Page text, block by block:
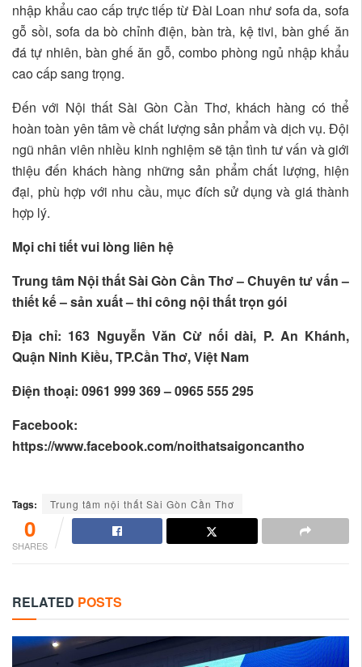
nhập khẩu cao cấp trực tiếp từ Đài Loan như sofa da, sofa
gỗ sồi, sofa da bò chỉnh điện, bàn trà, kệ tivi, bàn ghế ăn
đá tự nhiên, bàn ghế ăn gỗ, combo phòng ngủ nhập khẩu
cao cấp sang trọng.
Đến với Nội thất Sài Gòn Cần Thơ, khách hàng có thể
hoàn toàn yên tâm về chất lượng sản phẩm và dịch vụ. Đội
ngũ nhân viên nhiều kinh nghiệm sẽ tận tình tư vấn và giới
thiệu đến khách hàng những sản phẩm chất lượng, hiện
đại, phù hợp với nhu cầu, mục đích sử dụng và giá thành
hợp lý.
Mọi chi tiết vui lòng liên hệ
Trung tâm Nội thất Sài Gòn Cần Thơ – Chuyên tư vấn –
thiết kế – sản xuất – thi công nội thất trọn gói
Địa chỉ: 163 Nguyễn Văn Cừ nối dài, P. An Khánh,
Quận Ninh Kiều, TP.Cần Thơ, Việt Nam
Điện thoại: 0961 999 369 – 0965 555 295
Facebook:
https://www.facebook.com/noithatsaigoncantho
Tags: Trung tâm nội thất Sài Gòn Cần Thơ
0
SHARES
RELATED POSTS